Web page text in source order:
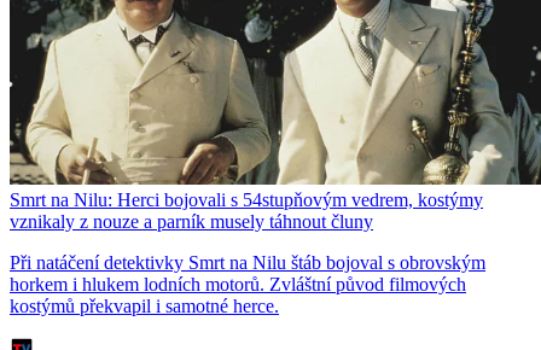
Smrt na Nilu: Herci bojovali s 54stupňovým vedrem, kostýmy
vznikaly z nouze a parník musely táhnout čluny
Při natáčení detektivky Smrt na Nilu štáb bojoval s obrovským
horkem i hlukem lodních motorů. Zvláštní původ filmových
kostýmů překvapil i samotné herce.